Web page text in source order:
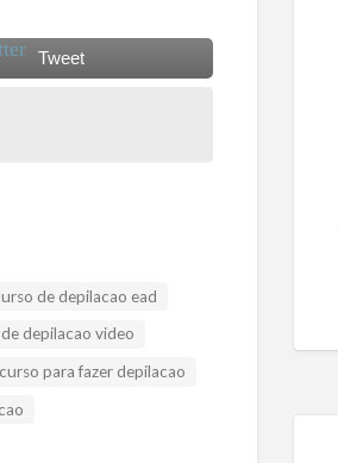
Tweet
de depilacao ead
depilacao video
curso para fazer depilacao